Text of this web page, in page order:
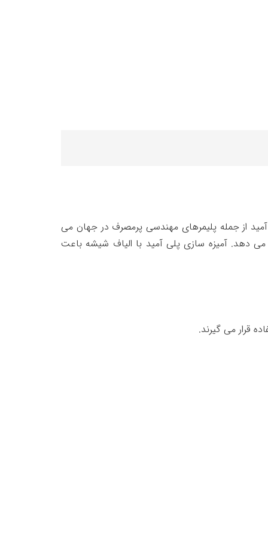
به نیاز مشتریان در گریدهای مختلف (۶, ۶۶) تولید می گردد. پلی آمید از جمله پلیمرهای مهندسی پرمصرف در جهان می
دهد. آمیزه سازی پلی آمید با الیاف شیشه باعت
قرار می گیرند.